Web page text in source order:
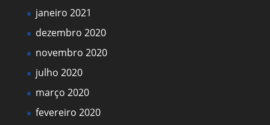
janeiro 2021
dezembro 2020
novembro 2020
julho 2020
março 2020
fevereiro 2020